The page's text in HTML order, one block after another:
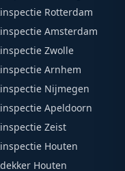
Rotterdam
Amsterdam
Zwolle
Arnhem
Nijmegen
Apeldoorn
Zeist
Houten
Houten